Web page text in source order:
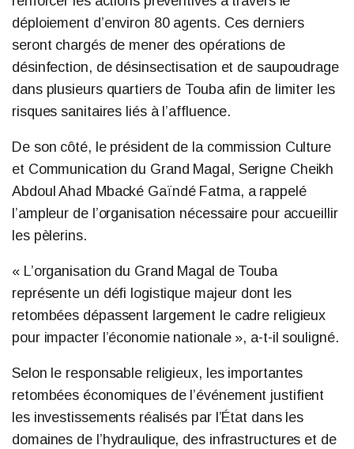
déploiement d’environ 80 agents. Ces derniers
seront chargés de mener des opérations de
désinfection, de désinsectisation et de saupoudrage
dans plusieurs quartiers de Touba afin de limiter les
risques sanitaires liés à l’affluence.
De son côté, le président de la commission Culture
et Communication du Grand Magal, Serigne Cheikh
Abdoul Ahad Mbacké Gaïndé Fatma, a rappelé
l’ampleur de l’organisation nécessaire pour accueillir
les pèlerins.
« L’organisation du Grand Magal de Touba
représente un défi logistique majeur dont les
retombées dépassent largement le cadre religieux
pour impacter l’économie nationale », a-t-il souligné.
Selon le responsable religieux, les importantes
retombées économiques de l’événement justifient
les investissements réalisés par l’État dans les
domaines de l’hydraulique, des infrastructures et de